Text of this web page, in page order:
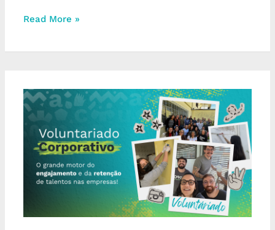
Read More »
Voluntariado
corporativo
estratégico:
elo
entre
propósito,
retenção